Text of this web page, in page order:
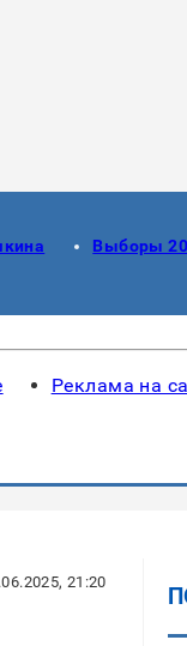
Выборы
Реклама на
21:20